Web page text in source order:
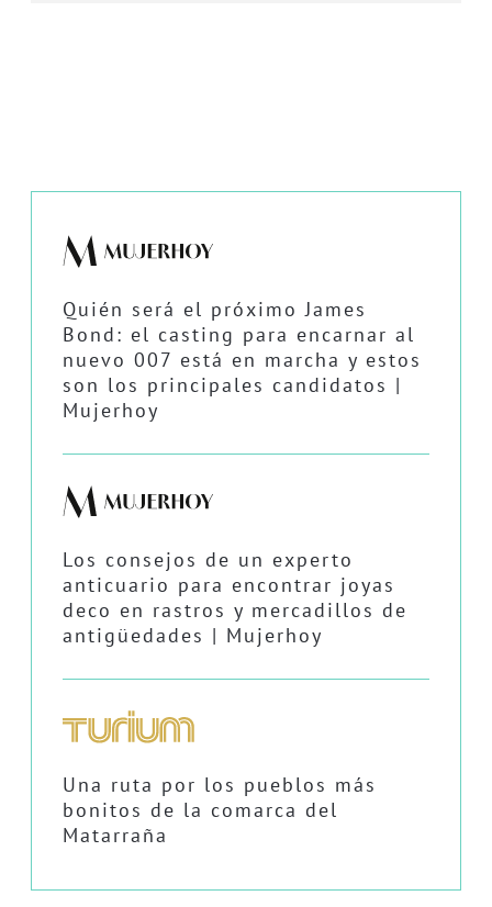
Quién será el próximo James
Bond: el casting para encarnar al
nuevo 007 está en marcha y estos
son los principales candidatos |
Mujerhoy
Los consejos de un experto
anticuario para encontrar joyas
deco en rastros y mercadillos de
antigüedades | Mujerhoy
Una ruta por los pueblos más
bonitos de la comarca del
Matarraña